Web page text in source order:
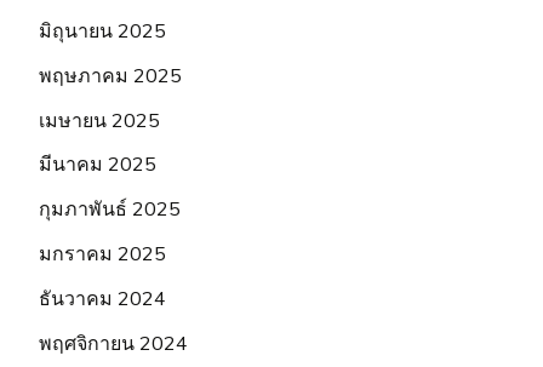
มิถุนายน 2025
พฤษภาคม 2025
เมษายน 2025
มีนาคม 2025
กุมภาพันธ์ 2025
มกราคม 2025
ธันวาคม 2024
พฤศจิกายน 2024